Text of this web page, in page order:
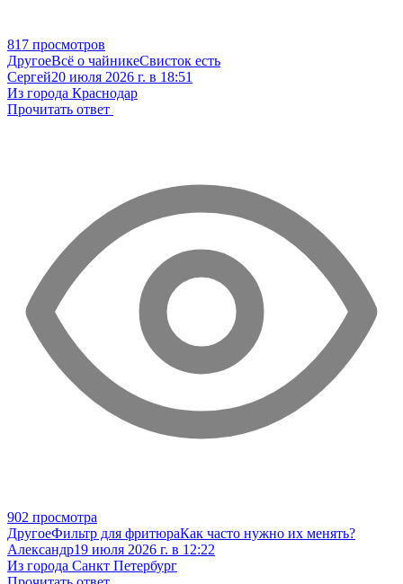
817 просмотров
ДругоеВсё о чайникеСвисток есть
Сергей20 июля 2026 г. в 18:51
Из города Краснодар
Прочитать ответ
902 просмотра
ДругоеФильтр для фритюраКак часто нужно их менять?
Александр19 июля 2026 г. в 12:22
Из города Санкт Петербург